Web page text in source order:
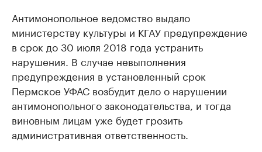
Антимонопольное ведомство выдало
министерству культуры и КГАУ предупреждение
в срок до 30 июля 2018 года устранить
нарушения. В случае невыполнения
предупреждения в установленный срок
Пермское УФАС возбудит дело о нарушении
антимонопольного законодательства, и тогда
виновным лицам уже будет грозить
административная ответственность.